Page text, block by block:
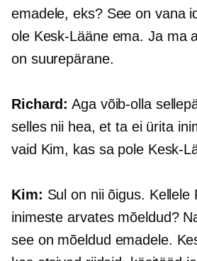
emadele, eks? See on vana
ole Kesk-Lääne ema. Ja ma
on suurepärane.
Richard: Aga võib-olla
selles nii hea, et ta ei ürita
vaid Kim, kas sa pole Kesk-
Kim: Sul on nii õigus. Kellele
inimeste arvates mõeldud?
see on mõeldud emadele.